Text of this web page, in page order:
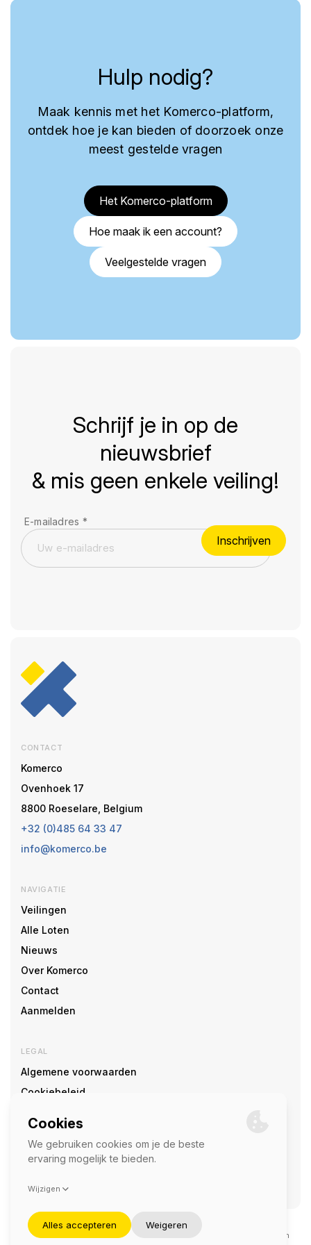
Hulp nodig?
Maak kennis met het Komerco-platform,
ontdek hoe je kan bieden of doorzoek onze
meest gestelde vragen
Het Komerco-platform
Hoe maak ik een account?
Veelgestelde vragen
Schrijf je in op de
nieuwsbrief
& mis geen enkele veiling!
E-mailadres *
Inschrijven
CONTACT
Komerco
Ovenhoek 17
8800 Roeselare, Belgium
+32 (0)485 64 33 47
info@komerco.be
NAVIGATIE
Veilingen
Alle Loten
Nieuws
Over Komerco
Contact
Aanmelden
LEGAL
Algemene voorwaarden
Cookiebeleid
SOCIAL
©2026 — Komerco
Deze site wordt beschermd door reCAPTCHA en het
en